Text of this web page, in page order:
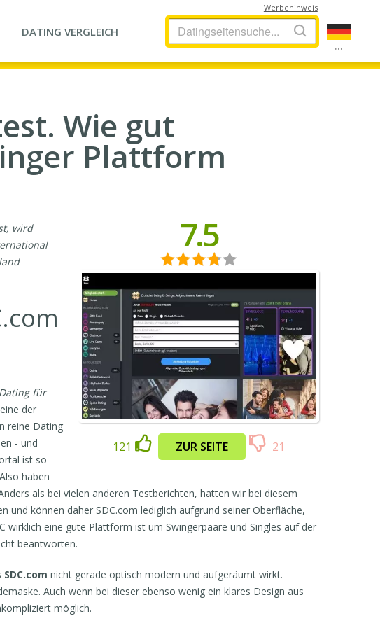
DATING VERGLEICH
...
Werbehinweis
Wie gut
Plattform
7.5
121 ZUR SEITE 21
wird
für
der
reine Dating
- und
ist so
haben
als bei vielen anderen Testberichten, hatten wir bei diesem
und können daher SDC.com lediglich aufgrund seiner Oberfläche,
wirklich eine gute Plattform ist um Swingerpaare und Singles auf der
beantworten.
SDC.com nicht gerade optisch modern und aufgeräumt wirkt.
Auch wenn bei dieser ebenso wenig ein klares Design aus
möglich.